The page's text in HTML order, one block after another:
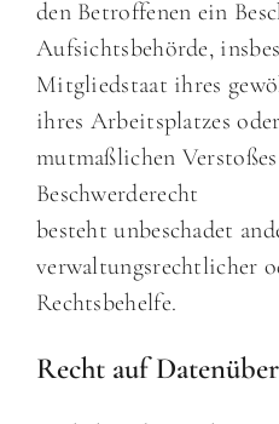
den Betroffenen ein
Aufsichtsbehörde,
Mitgliedstaat ihres
ihres Arbeitsplatzes
mutmaßlichen
Beschwerderecht
besteht unbeschadet
verwaltungsrechtlicher
Rechtsbehelfe.
Recht auf